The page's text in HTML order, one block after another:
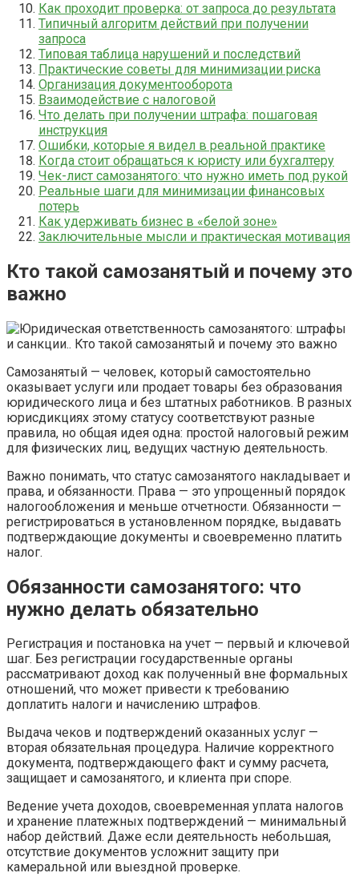
Как проходит проверка: от запроса до результата
Типичный алгоритм действий при получении
запроса
Типовая таблица нарушений и последствий
Практические советы для минимизации риска
Организация документооборота
Взаимодействие с налоговой
Что делать при получении штрафа: пошаговая
инструкция
Ошибки, которые я видел в реальной практике
Когда стоит обращаться к юристу или бухгалтеру
Чек-лист самозанятого: что нужно иметь под рукой
Реальные шаги для минимизации финансовых
потерь
Как удерживать бизнес в «белой зоне»
Заключительные мысли и практическая мотивация
Кто такой самозанятый и почему это
важно
Самозанятый — человек, который самостоятельно
оказывает услуги или продает товары без образования
юридического лица и без штатных работников. В разных
юрисдикциях этому статусу соответствуют разные
правила, но общая идея одна: простой налоговый режим
для физических лиц, ведущих частную деятельность.
Важно понимать, что статус самозанятого накладывает и
права, и обязанности. Права — это упрощенный порядок
налогообложения и меньше отчетности. Обязанности —
регистрироваться в установленном порядке, выдавать
подтверждающие документы и своевременно платить
налог.
Обязанности самозанятого: что
нужно делать обязательно
Регистрация и постановка на учет — первый и ключевой
шаг. Без регистрации государственные органы
рассматривают доход как полученный вне формальных
отношений, что может привести к требованию
доплатить налоги и начислению штрафов.
Выдача чеков и подтверждений оказанных услуг —
вторая обязательная процедура. Наличие корректного
документа, подтверждающего факт и сумму расчета,
защищает и самозанятого, и клиента при споре.
Ведение учета доходов, своевременная уплата налогов
и хранение платежных подтверждений — минимальный
набор действий. Даже если деятельность небольшая,
отсутствие документов усложнит защиту при
камеральной или выездной проверке.